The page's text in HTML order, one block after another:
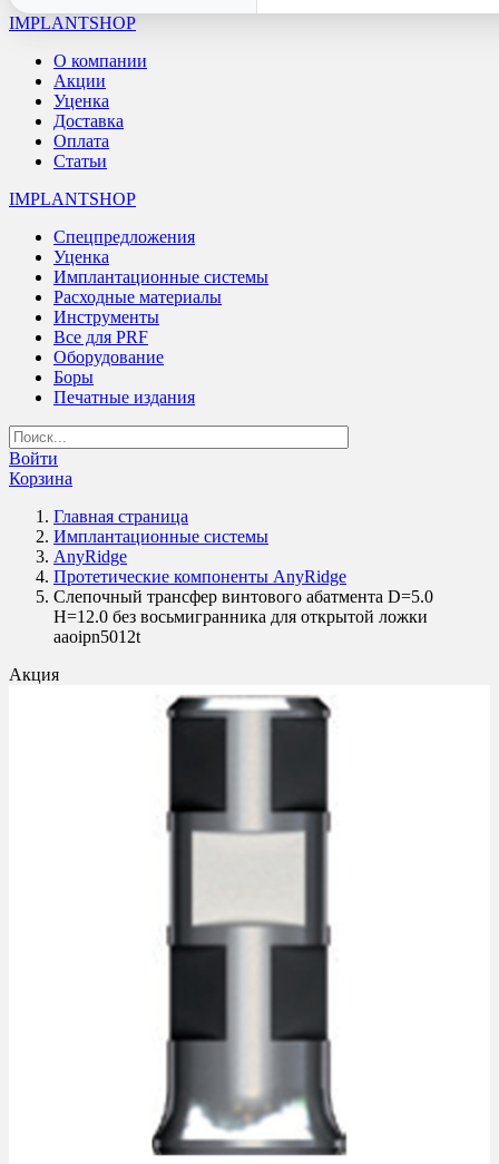
IMPLANTSHOP
О компании
Акции
Уценка
Доставка
Оплата
Статьи
IMPLANTSHOP
Спецпредложения
Уценка
Имплантационные системы
Расходные материалы
Инструменты
Все для PRF
Оборудование
Боры
Печатные издания
Войти
Корзина
Главная страница
Имплантационные системы
AnyRidge
Протетические компоненты AnyRidge
Слепочный трансфер винтового абатмента D=5.0
H=12.0 без восьмигранника для открытой ложки
aaoipn5012t
Акция